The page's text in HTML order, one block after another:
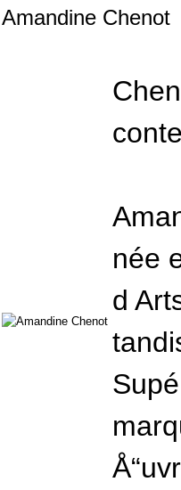
Amandine Chenot
née
d